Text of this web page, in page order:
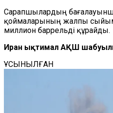
Сарапшылардың
қоймаларының жалпы
миллион баррельді құрайды.
Иран ықтимал АҚШ
ҰСЫНЫЛҒАН